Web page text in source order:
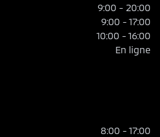
9:00 - 20:00
9:00 - 17:00
10:00 - 16:00
En ligne
8:00 - 17:00